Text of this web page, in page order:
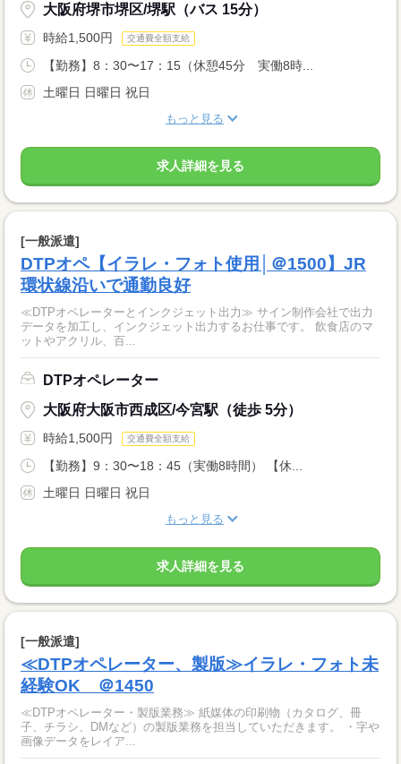
大阪府堺市堺区/堺駅（バス 15分）
時給1,500円 交通費全額支給
【勤務】8：30〜17：15（休憩45分 実働8時...
土曜日 日曜日 祝日
もっと見る
求人詳細を見る
[一般派遣]
DTPオペ【イラレ・フォト使用│＠1500】JR
環状線沿いで通勤良好
≪DTPオペレーターとインクジェット出力≫ サイン制作会社で出力
データを加工し、インクジェット出力するお仕事です。 飲食店のマ
ットやアクリル、百...
DTPオペレーター
大阪府大阪市西成区/今宮駅（徒歩 5分）
時給1,500円 交通費全額支給
【勤務】9：30〜18：45（実働8時間） 【休...
土曜日 日曜日 祝日
もっと見る
求人詳細を見る
[一般派遣]
≪DTPオペレーター、製版≫イラレ・フォト未
経験OK ＠1450
≪DTPオペレーター・製版業務≫ 紙媒体の印刷物（カタログ、冊
子、チラシ、DMなど）の製版業務を担当していただきます。 ・字や
画像データをレイア...